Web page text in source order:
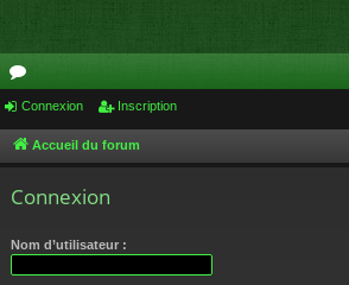
or
u
Connexion Inscription
Accueil du forum
Connexion
Nom d’utilisateur :